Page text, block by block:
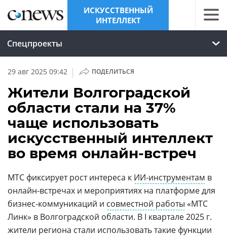
ИСКУССТВЕННЫЙ
ИНТЕЛЛЕКТ
Спецпроекты
29 авг 2025 09:42 | ПОДЕЛИТЬСЯ
Жители Волгоградской
области стали на 37%
чаще использовать
искусственный интеллект
во время онлайн-встреч
МТС фиксирует рост интереса к ИИ-инструментам в
онлайн-встречах и мероприятиях на платформе для
бизнес-коммуникаций и совместной работы «МТС
Линк» в Волгоградской области. В I квартале 2025 г.
жители региона стали использовать такие функции